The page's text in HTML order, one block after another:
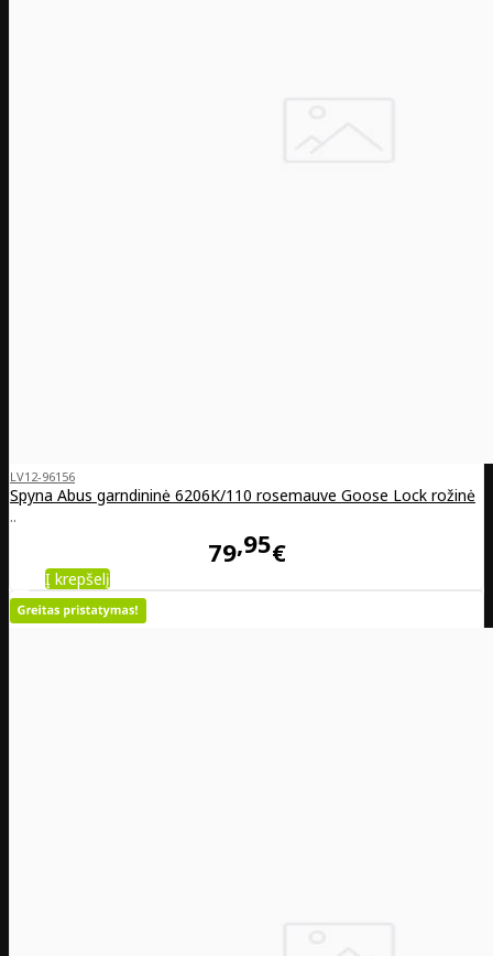
LV12-96156
Spyna Abus garndininė 6206K/110 rosemauve Goose Lock rožinė
..
79 95€
Į krepšelį